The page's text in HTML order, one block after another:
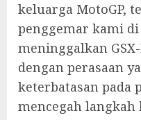
keluarga MotoGP,
penggemar kami
meninggalkan
dengan perasaan
keterbatasan pada
mencegah